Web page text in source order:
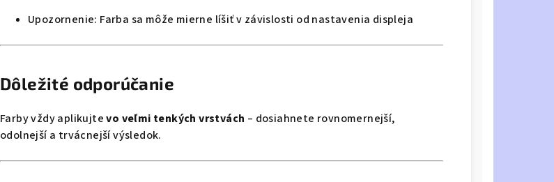
Upozornenie: Farba sa môže mierne líšiť v závislosti od nastavenia displeja
Dôležité odporúčanie
Farby vždy aplikujtevo veľmi tenkých vrstvách – dosiahnete rovnomernejší,
odolnejší a trvácnejší výsledok.